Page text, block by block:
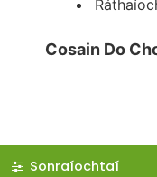
Cosain Do
Sonraíochtaí